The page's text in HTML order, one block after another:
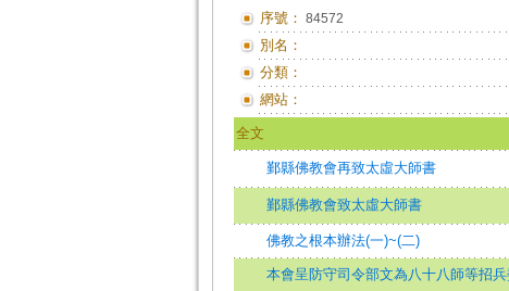
序號： 84572
別名：
分類：
網站：
全文
鄞縣佛教會再致太虛大師書
鄞縣佛教會致太虛大師書
佛教之根本辦法(一)~(二)
本會呈防守司令部文為八十八師等招